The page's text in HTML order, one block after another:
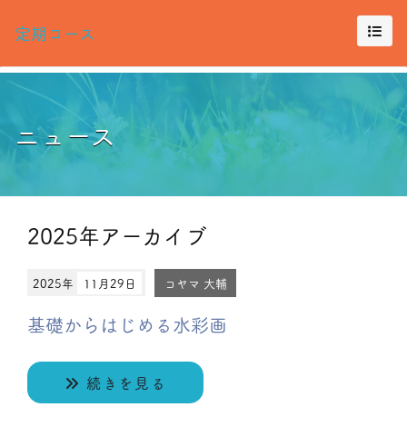
定期コース
ニュース
2025年アーカイブ
2025年 11月29日 コヤマ 大輔
基礎からはじめる水彩画
続きを見る